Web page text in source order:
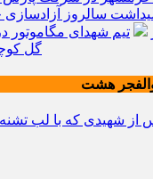
سالروز آزادسازی
تیم شهدای مگاموتور
گل
هشت